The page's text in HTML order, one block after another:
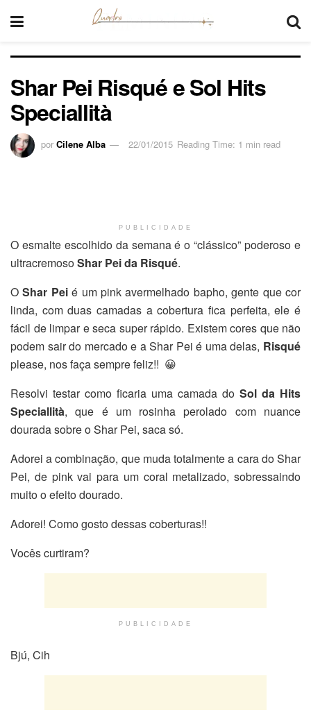
Shar Pei Risqué e Sol Hits
Speciallità
por Cilene Alba 22/01/2015 Reading Time: 1 min read
PUBLICIDADE
O esmalte escolhido da semana é o “clássico” poderoso e
ultracremosoShar Pei da Risqué.
OShar Peié um pink avermelhado bapho, gente que cor
linda, com duas camadas a cobertura fica perfeita, ele é
fácil de limpar e seca super rápido. Existem cores que não
podem sair do mercado e a Shar Pei é uma delas, Risqué
please, nos faça sempre feliz!! 😀
Resolvi testar como ficaria uma camada do Sol da Hits
Speciallità, que é um rosinha perolado com nuance
dourada sobre o Shar Pei, saca só.
Adorei a combinação, que muda totalmente a cara do Shar
Pei, de pink vai para um coral metalizado, sobressaindo
muito o efeito dourado.
Adorei! Como gosto dessas coberturas!!
Vocês curtiram?
PUBLICIDADE
Bjú, Cih